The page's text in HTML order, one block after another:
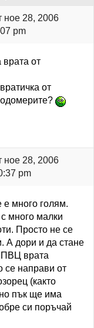
ное 28, 2006
pm
от
от
ное 28, 2006
pm
е много голям.
много малки
Просто не се
А дори и да стане
ПВЦ врата
се направи от
(както
пък ще има
си поръчай